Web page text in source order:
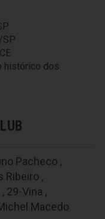
SP
histórico dos
Pacheco ,
Ribeiro ,
, 29-Vina ,
Macedo